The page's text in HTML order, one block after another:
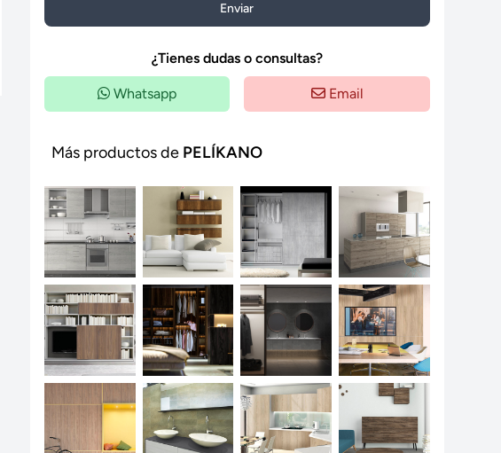
Enviar
¿Tienes dudas o consultas?
Whatsapp Email
Más productos de PELÍKANO